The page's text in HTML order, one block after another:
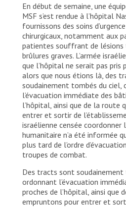
En début de semaine, une
MSF s’est rendue à l’hôpital
fournissons des soins
chirurgicaux, notamment aux
patientes souffrant de lésions
brûlures graves. L’armée
que l’hôpital ne serait pas pris
alors que nous étions là, des
soudainement tombés du ciel,
l’évacuation immédiate des
l’hôpital, ainsi que de la route
entrer et sortir de
israélienne censée coordonner
humanitaire n’a été informée
plus tard de l’ordre
troupes de combat.
Des tracts sont soudainement
ordonnant l’évacuation
proches de l’hôpital, ainsi que
empruntons pour entrer et